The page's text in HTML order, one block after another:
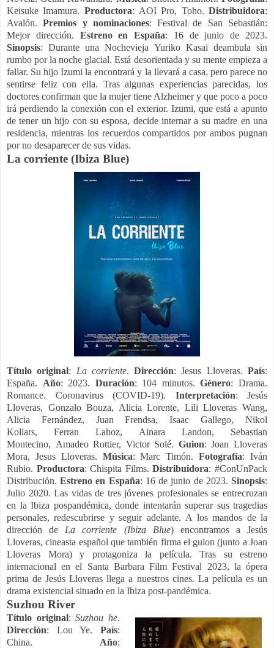
Keisuke Imamura. Productora: AOI Pro, Toho.Distribuidora:
Avalón.Premios y nominaciones: Festival de San Sebastián:
Mejor dirección. Estreno en España: 16 de junio de 2023.
Sinopsis: Durante una Nochevieja Yuriko Kasai deambula sin
rumbo por la noche glacial. Está desorientada y su mente empieza a
fallar. Su hijo Izumi la encontrará y la llevará a casa, pero parece no
sentirse feliz con ella. Tras algunas experiencias parecidas, los
doctores confirman que la mujer tiene Alzheimer y que poco a poco
irá perdiendo la conexión con el exterior. Izumi, que está a apunto
de tener un hijo con su esposa, decide internar a su madre en una
residencia, mientras los recuerdos compartidos por ambos pugnan
por no desaparecer de sus vidas.
La corriente (Ibiza Blue)
Título original: La corriente.Dirección: Jesus Lloveras.País:
España. Año: 2023. Duración: 104 minutos.Género: Drama.
Romance. Coronavirus (COVID-19). Interpretación: Jesús
Lloveras, Gonzalo Bouza, Alicia Lorente, Lili Lloveras Wang,
Alicia Fernández, Juan Frendsa, Isaac Gallego, Nikol
Kollars, Ferran Lahoz, Ainara Landon, Sebastian
Montecino, Amadeo Rottier, Victor Solé. Guion: Joan Lloveras
Mora, Jesus Lloveras. Música: Marc Timón.Fotografía: Iván
Rubio. Productora: Chispita Films.Distribuidora: #ConUnPack
Distribución.Estreno en España: 16 de junio de 2023.Sinopsis:
Julio 2020. Las vidas de tres jóvenes profesionales se entrecruzan
en la Ibiza pospandémica, donde intentarán superar sus tragedias
personales, redescubrirse y seguir adelante. A los mandos de la
dirección de La corriente (Ibiza Blue) encontramos a Jesús
Lloveras, cineasta español que también firma el guion (junto a Joan
Lloveras Mora) y protagoniza la película. Tras su estreno
internacional en el Santa Barbara Film Festival 2023, la ópera
prima de Jesús Lloveras llega a nuestros cines. La película es un
drama existencial situado en la Ibiza post-pandémica.
Suzhou River
Título original:Suzhou he.
Dirección: Lou Ye.País:
China. Año: